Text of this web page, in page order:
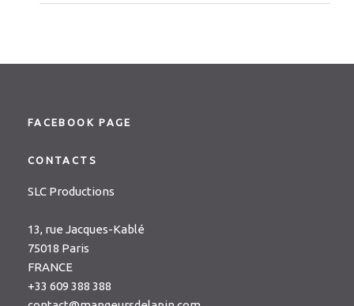
FACEBOOK PAGE
CONTACTS
SLC Productions
13, rue Jacques-Kablé
75018 Paris
FRANCE
+33 609 388 388